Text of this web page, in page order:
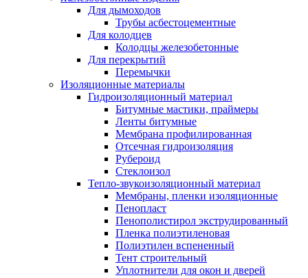
Для дымоходов
Трубы асбестоцементные
Для колодцев
Колодцы железобетонные
Для перекрытий
Перемычки
Изоляционные материалы
Гидроизоляционный материал
Битумные мастики, праймеры
Ленты битумные
Мембрана профилированная
Отсечная гидроизоляция
Рубероид
Стеклоизол
Тепло-звукоизоляционный материал
Мембраны, пленки изоляционные
Пенопласт
Пенополистирол экструдированный
Пленка полиэтиленовая
Полиэтилен вспененный
Тент строительный
Уплотнители для окон и дверей